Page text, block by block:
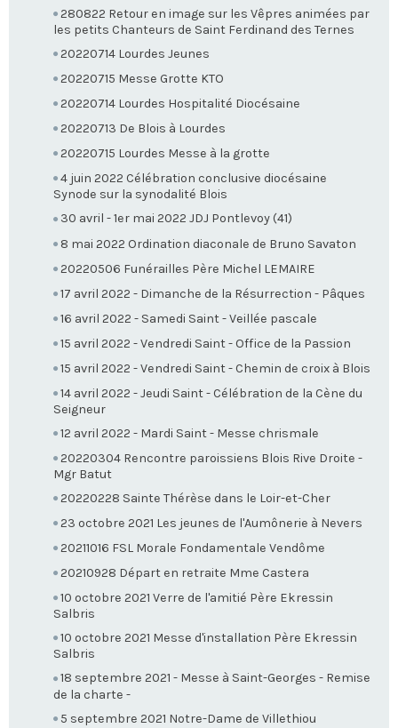
280822 Retour en image sur les Vêpres animées par
les petits Chanteurs de Saint Ferdinand des Ternes
20220714 Lourdes Jeunes
20220715 Messe Grotte KTO
20220714 Lourdes Hospitalité Diocésaine
20220713 De Blois à Lourdes
20220715 Lourdes Messe à la grotte
4 juin 2022 Célébration conclusive diocésaine
Synode sur la synodalité Blois
30 avril - 1er mai 2022 JDJ Pontlevoy (41)
8 mai 2022 Ordination diaconale de Bruno Savaton
20220506 Funérailles Père Michel LEMAIRE
17 avril 2022 - Dimanche de la Résurrection - Pâques
16 avril 2022 - Samedi Saint - Veillée pascale
15 avril 2022 - Vendredi Saint - Office de la Passion
15 avril 2022 - Vendredi Saint - Chemin de croix à Blois
14 avril 2022 - Jeudi Saint - Célébration de la Cène du
Seigneur
12 avril 2022 - Mardi Saint - Messe chrismale
20220304 Rencontre paroissiens Blois Rive Droite -
Mgr Batut
20220228 Sainte Thérèse dans le Loir-et-Cher
23 octobre 2021 Les jeunes de l'Aumônerie à Nevers
20211016 FSL Morale Fondamentale Vendôme
20210928 Départ en retraite Mme Castera
10 octobre 2021 Verre de l'amitié Père Ekressin
Salbris
10 octobre 2021 Messe d'installation Père Ekressin
Salbris
18 septembre 2021 - Messe à Saint-Georges - Remise
de la charte -
5 septembre 2021 Notre-Dame de Villethiou